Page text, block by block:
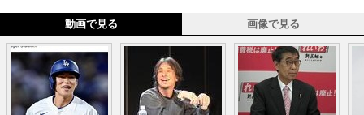
動画で見る 画像で見る